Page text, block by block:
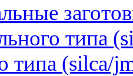
типа
типа (silca/